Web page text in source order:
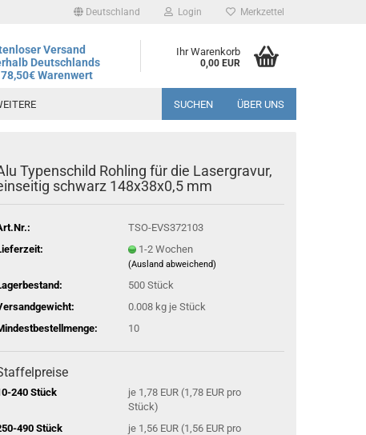
Deutschland Login Merkzettel
Versand
Deutschlands
Warenwert
Ihr Warenkorb
0,00 EUR
SUCHEN ÜBER UNS
ist der 06.08.2026, regulärer Betrieb wieder ab dem
Typenschild Rohling für die Lasergravur,
schwarz 148x38x0,5 mm
TSO-EVS372103
1-2 Wochen
(Ausland abweichend)
500 Stück
0.008 kg je Stück
10
240 Stück
je 1,78 EUR (1,78 EUR pro
Stück)
490 Stück
je 1,56 EUR (1,56 EUR pro